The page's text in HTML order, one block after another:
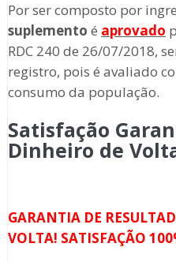
Por ser composto por
suplemento é aprovado
RDC 240 de 26/07/2018,
registro, pois é avaliado
consumo da população.
Satisfação
Dinheiro de
GARANTIA DE
VOLTA! SATISFAÇÃO